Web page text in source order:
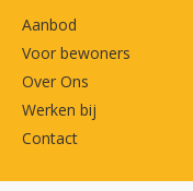
Aanbod
Voor bewoners
Over Ons
Werken bij
Contact